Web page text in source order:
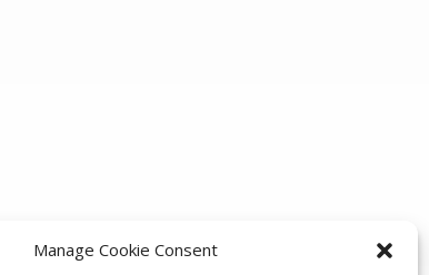
Manage Cookie Consent